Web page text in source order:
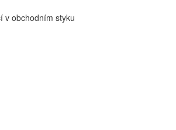
v obchodním styku